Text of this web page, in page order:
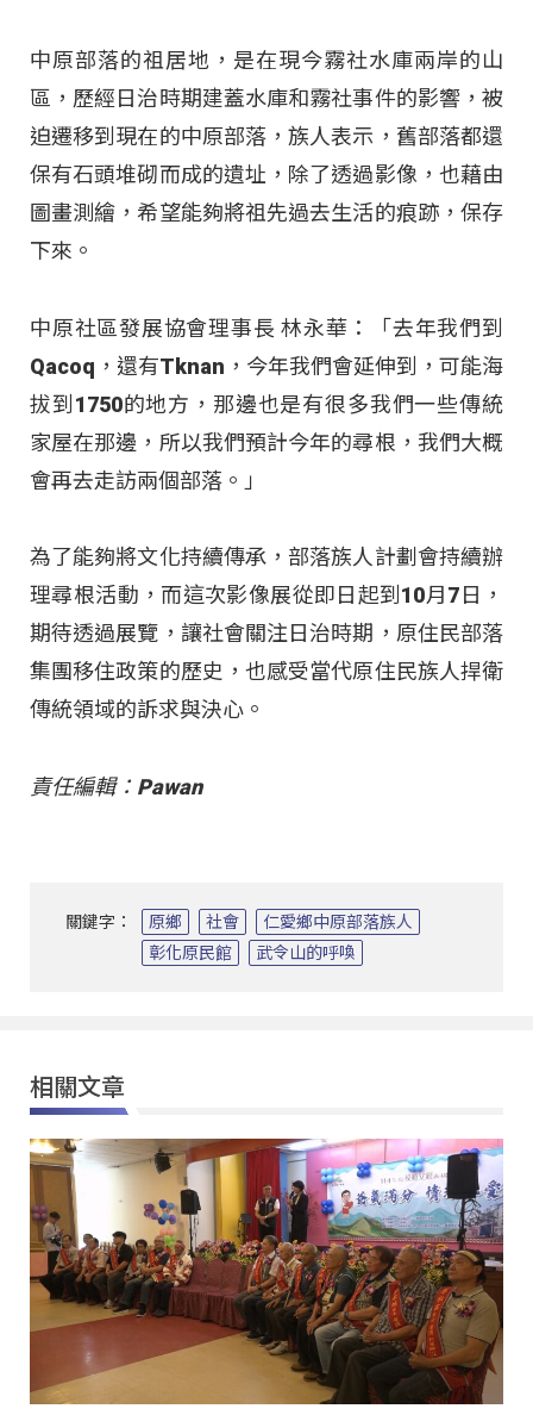
中原部落的祖居地，是在現今霧社水庫兩岸的山
區，歷經日治時期建蓋水庫和霧社事件的影響，被
迫遷移到現在的中原部落，族人表示，舊部落都還
保有石頭堆砌而成的遺址，除了透過影像，也藉由
圖畫測繪，希望能夠將祖先過去生活的痕跡，保存
下來。
中原社區發展協會理事長 林永華：「去年我們到
Qacoq，還有Tknan，今年我們會延伸到，可能海
拔到1750的地方，那邊也是有很多我們一些傳統
家屋在那邊，所以我們預計今年的尋根，我們大概
會再去走訪兩個部落。」
為了能夠將文化持續傳承，部落族人計劃會持續辦
理尋根活動，而這次影像展從即日起到10月7日，
期待透過展覽，讓社會關注日治時期，原住民部落
集團移住政策的歷史，也感受當代原住民族人捍衛
傳統領域的訴求與決心。
責任編輯：Pawan
關鍵字： 原鄉 社會
仁愛鄉中原部落族人
彰化原民館
武令山的呼喚
相關文章